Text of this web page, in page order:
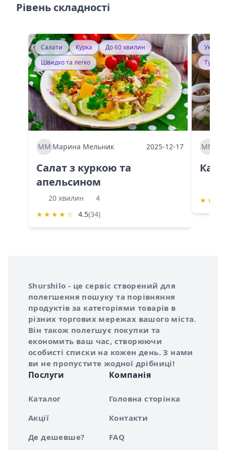
Рівень складності
Салати Курка
До 60 хвилин
Швидко та легко
ММ Марина Мельник 2025-12-17
Салат з куркою та
апельсином
20 хвилин
4
★ ★ ★ ★ ☆ 4.5(34)
ММ
★ ★
Про сервіс Shurshilo
Shurshilo - це сервіс створений для
полегшення пошуку та порівняння
продуктів за категоріями товарів в
різних торгових мережах вашого міста.
Він також полегшує покупки та
економить ваш час, створюючи
особисті списки на кожен день. З нами
ви не пропустите жодної дрібниці!
Послуги
Каталог
Акції
Де дешевше?
Компанія
Головна сторінка
Контакти
FAQ